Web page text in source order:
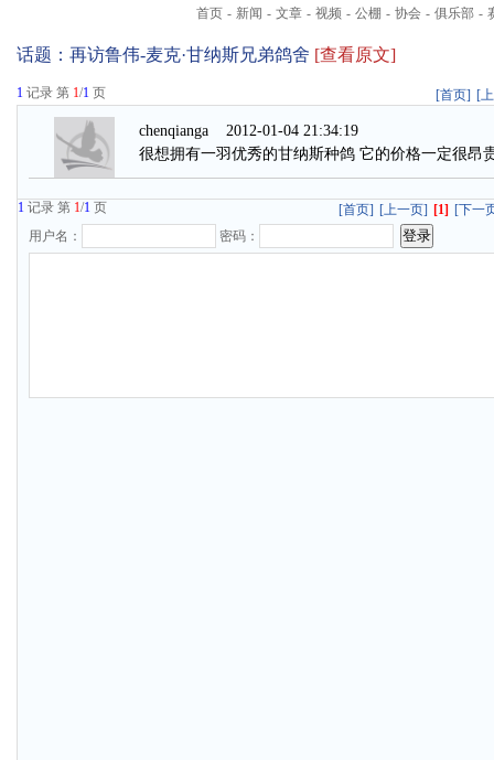
首页 - 新闻 - 文章 - 视频 - 公棚 - 协会 - 俱乐部 -
话题： 再访鲁伟-麦克·甘纳斯兄弟鸽舍 [查看原文]
1 记录 第 1/1 页 [首页] [
chenqianga 2012-01-04 21:34:19
很想拥有一羽优秀的甘纳斯种鸽 它的价格一定很昂
1 记录 第 1/1 页 [首页] [上一页] [1] [下一
用户名：
密码：